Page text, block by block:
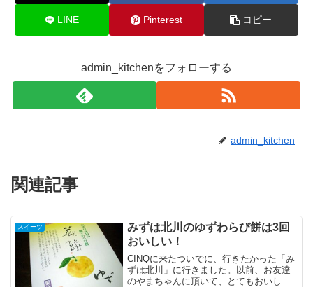
LINE Pinterest コピー
admin_kitchenをフォローする
admin_kitchen
関連記事
スイーツ
みずは北川のゆずわらび餅は3回
おいしい！
CINQに来たついでに、行きたかった「み
ずは北川」に行きました。以前、お友達
のやまちゃんに頂いて、とてもおいしか